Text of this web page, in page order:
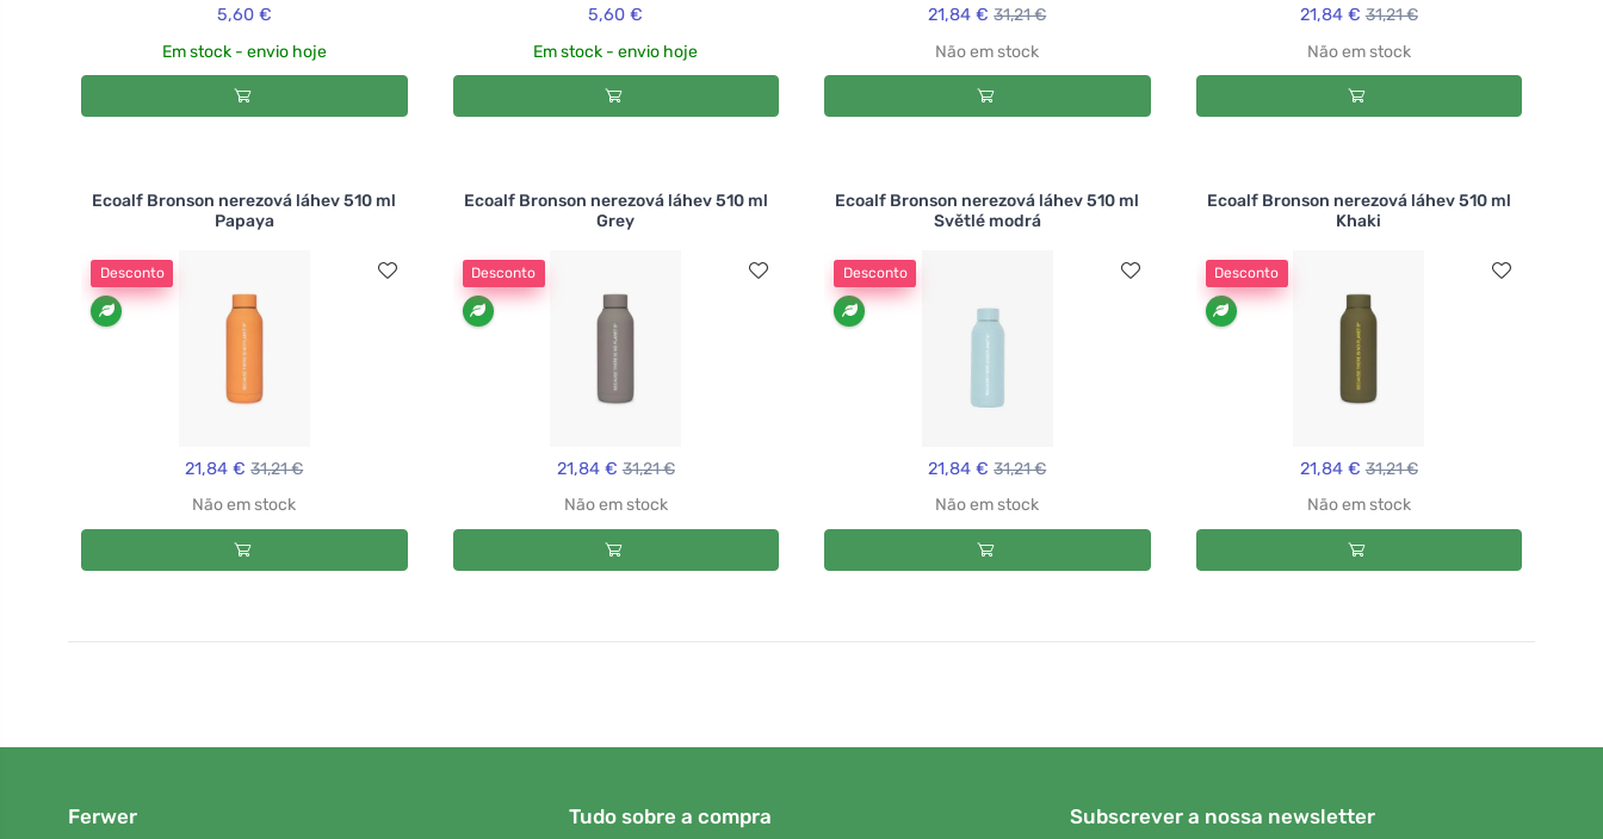
5,60 €
Em stock - envio hoje
5,60 €
Em stock - envio hoje
21,84 € 31,21 €
Não em stock
21,84 € 31,21 €
Não em stock
Ecoalf Bronson nerezová láhev 510 ml
Papaya
Desconto
21,84 € 31,21 €
Não em stock
Ecoalf Bronson nerezová láhev 510 ml
Grey
Desconto
21,84 € 31,21 €
Não em stock
Ecoalf Bronson nerezová láhev 510 ml
Světlé modrá
Desconto
21,84 € 31,21 €
Não em stock
Ecoalf Bronson nerezová láhev 510 ml
Khaki
Desconto
21,84 € 31,21 €
Não em stock
Ferwer Tudo sobre a compra Subscrever a nossa newsletter